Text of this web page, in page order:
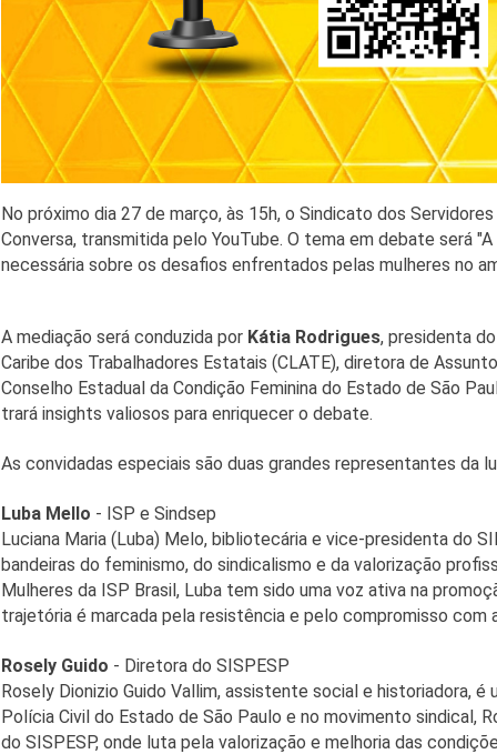
No próximo dia 27 de março, às 15h, o Sindicato dos
Conversa, transmitida pelo YouTube. O tema em debate será
necessária sobre os desafios enfrentados pelas mulheres no
A mediação será conduzida por Kátia Rodrigues, presidenta
Caribe dos Trabalhadores Estatais (CLATE), diretora de
Conselho Estadual da Condição Feminina do Estado de São
trará insights valiosos para enriquecer o debate.
As convidadas especiais são duas grandes representantes da
Luba Mello - ISP e Sindsep
Luciana Maria (Luba) Melo, bibliotecária e vice-presidenta do
bandeiras do feminismo, do sindicalismo e da valorização
Mulheres da ISP Brasil, Luba tem sido uma voz ativa na
trajetória é marcada pela resistência e pelo compromisso com
Rosely Guido - Diretora do SISPESP
Rosely Dionizio Guido Vallim, assistente social e historiadora,
Polícia Civil do Estado de São Paulo e no movimento sindical,
do SISPESP, onde luta pela valorização e melhoria das